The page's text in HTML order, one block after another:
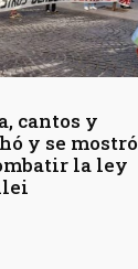
cantos y
y se mostró
la ley